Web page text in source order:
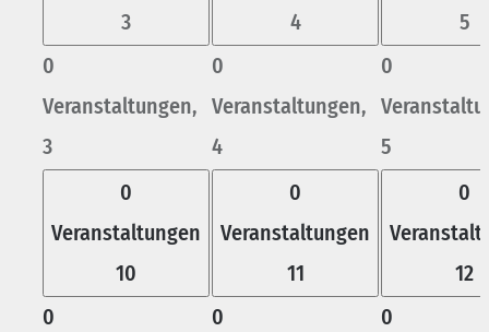
3
0
Veranstaltungen,
3
4
0
Veranstaltungen,
4
5
0
5
0
Veranstaltungen
10
0
0
Veranstaltungen
11
0
0
12
0